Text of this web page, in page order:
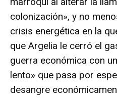
colonización», y no
crisis energética en la
que Argelia le cerró el
guerra económica con
lento» que pasa por
desangre